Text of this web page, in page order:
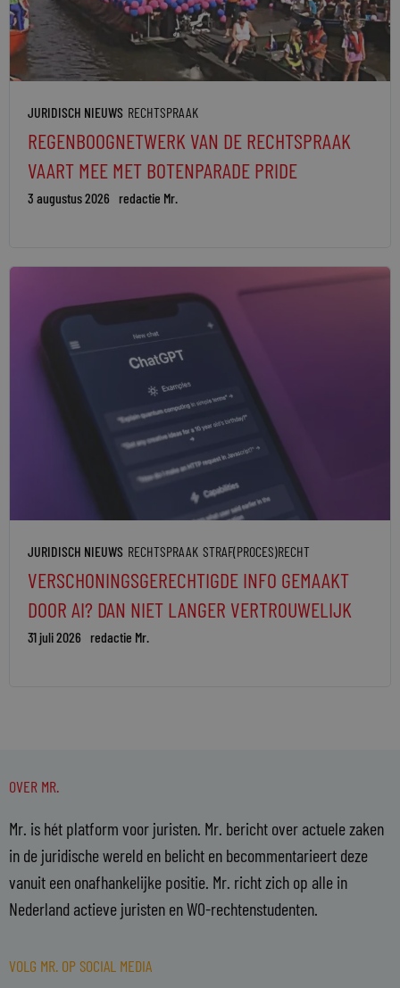
JURIDISCH NIEUWS RECHTSPRAAK
REGENBOOGNETWERK VAN DE RECHTSPRAAK
VAART MEE MET BOTENPARADE PRIDE
3 augustus 2026 redactie Mr.
JURIDISCH NIEUWS RECHTSPRAAK STRAF(PROCES)RECHT
VERSCHONINGSGERECHTIGDE INFO GEMAAKT
DOOR AI? DAN NIET LANGER VERTROUWELIJK
31 juli 2026 redactie Mr.
OVER MR.
Mr. is hét platform voor juristen. Mr. bericht over actuele zaken
in de juridische wereld en belicht en becommentarieert deze
vanuit een onafhankelijke positie. Mr. richt zich op alle in
Nederland actieve juristen en WO-rechtenstudenten.
VOLG MR. OP SOCIAL MEDIA